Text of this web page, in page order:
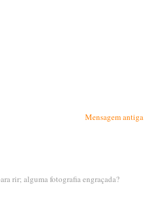
Mensagem antiga
rir; alguma fotografia engraçada?